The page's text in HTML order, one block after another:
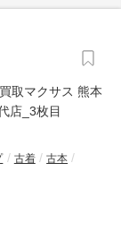
古着
古本